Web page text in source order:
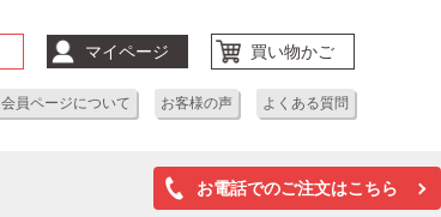
マイページ 買い物かご
会員ページについて お客様の声 よくある質問
お電話でのご注文はこちら